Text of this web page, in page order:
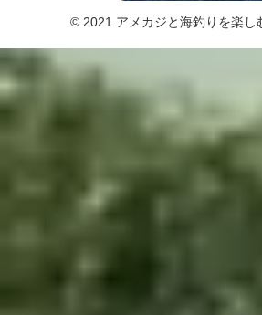
© 2021 アメカジと海釣りを楽し